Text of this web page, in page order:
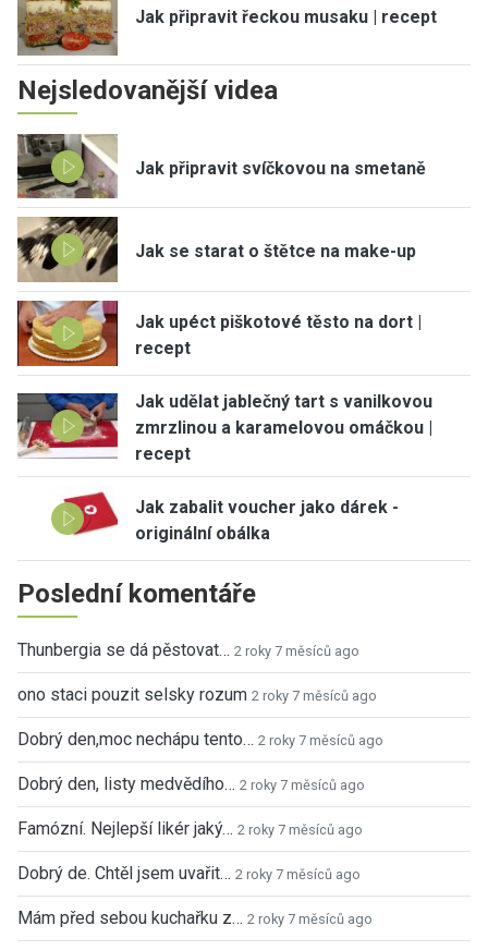
Jak připravit řeckou musaku | recept
Nejsledovanější videa
Jak připravit svíčkovou na smetaně
Jak se starat o štětce na make-up
Jak upéct piškotové těsto na dort |
recept
Jak udělat jablečný tart s vanilkovou
zmrzlinou a karamelovou omáčkou |
recept
Jak zabalit voucher jako dárek -
originální obálka
Poslední komentáře
Thunbergia se dá pěstovat… 2 roky 7 měsíců ago
ono staci pouzit selsky rozum 2 roky 7 měsíců ago
Dobrý den,moc nechápu tento… 2 roky 7 měsíců ago
Dobrý den, listy medvědího… 2 roky 7 měsíců ago
Famózní. Nejlepší likér jaký… 2 roky 7 měsíců ago
Dobrý de. Chtěl jsem uvařit… 2 roky 7 měsíců ago
Mám před sebou kuchařku z… 2 roky 7 měsíců ago